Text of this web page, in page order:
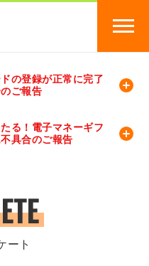
の登録が正常に完了
ご報告
たる！電子マネーギフ
具合のご報告
ート